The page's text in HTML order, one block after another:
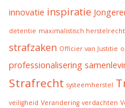
innovatie inspiratie
detentie maximalistisch herstelrecht
strafzaken Officier van Justitie
professionalisering
Strafrecht systeemherstel
veiligheid Verandering verdachten